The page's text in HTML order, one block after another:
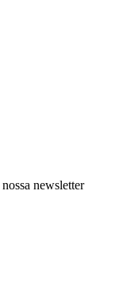
newsletter